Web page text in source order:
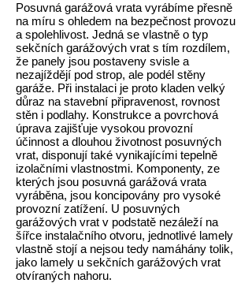
Posuvná garážová vrata vyrábíme přesně
na míru s ohledem na bezpečnost provozu
a spolehlivost. Jedná se vlastně o typ
sekčních garážových vrat s tím rozdílem,
že panely jsou postaveny svisle a
nezajíždějí pod strop, ale podél stěny
garáže. Při instalaci je proto kladen velký
důraz na stavební připravenost, rovnost
stěn i podlahy. Konstrukce a povrchová
úprava zajišťuje vysokou provozní
účinnost a dlouhou životnost posuvných
vrat, disponují také vynikajícími tepelně
izolačními vlastnostmi. Komponenty, ze
kterých jsou posuvná garážová vrata
vyráběna, jsou koncipovány pro vysoké
provozní zatížení. U posuvných
garážových vrat v podstatě nezáleží na
šířce instalačního otvoru, jednotlivé lamely
vlastně stojí a nejsou tedy namáhány tolik,
jako lamely u sekčních garážových vrat
otvíraných nahoru.